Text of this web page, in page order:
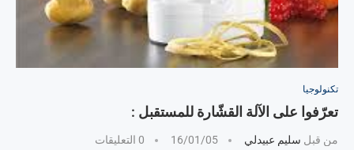
تكنولوجيا
تعرّفوا على الآلة القشّارة للمستقبل :
من قبل سليم عبيدلي 16/01/05 0 التعليقات